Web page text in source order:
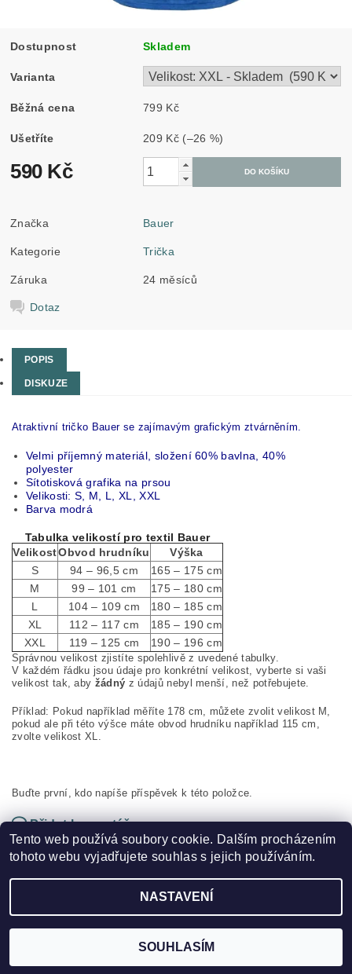
Dostupnost Skladem
Varianta
Běžná cena 799 Kč
Ušetříte 209 Kč (–26 %)
590 Kč
Značka Bauer
Kategorie Trička
Záruka 24 měsíců
Dotaz
POPIS
DISKUZE
Atraktivní tričko Bauer se zajímavým grafickým ztvárněním.
Velmi příjemný materiál, složení 60% bavlna, 40%
polyester
Sítotisková grafika na prsou
Velikosti: S, M, L, XL, XXL
Barva modrá
Tabulka velikostí pro textil Bauer
VelikostObvod hrudníku
Výška
S
94 – 96,5 cm
165 – 175 cm
M
99 – 101 cm
175 – 180 cm
L
104 – 109 cm
180 – 185 cm
XL
112 – 117 cm
185 – 190 cm
XXL
119 – 125 cm 190 – 196 cm
Správnou velikost zjistíte spolehlivě z uvedené tabulky.
V každém řádku jsou údaje pro konkrétní velikost, vyberte si vaši
velikost tak, aby žádný z údajů nebyl menší, než potřebujete.
Příklad: Pokud například měříte 178 cm, můžete zvolit velikost M,
pokud ale při této výšce máte obvod hrudníku například 115 cm,
zvolte velikost XL.
Buďte první, kdo napíše příspěvek k této položce.
Přidat komentář
2026 ©HOKEJSPORT.CZ, všechna práva vyhrazena
Vytvořil Shoptet
Tento web používá soubory cookie. Dalším procházením
tohoto webu vyjadřujete souhlas s jejich používáním.
NASTAVENÍ
SOUHLASÍM